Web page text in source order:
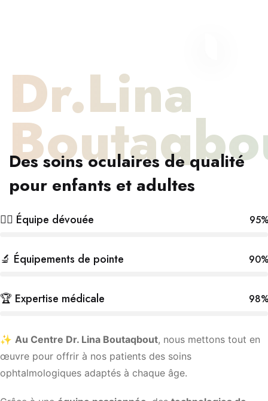
Dr.Lina
Des soins oculaires de qualité
pour enfants et adultes
👩‍⚕️ Équipe dévouée
🔬 Équipements de pointe
🏆 Expertise médicale
✨ Au Centre Dr. Lina Boutaqbout, nous mettons tout en
œuvre pour offrir à nos patients des soins
ophtalmologiques adaptés à chaque âge.